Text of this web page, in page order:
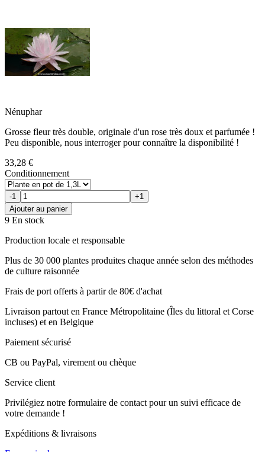
Nénuphar
Grosse fleur très double, originale d'un rose très doux et parfumée !
Peu disponible, nous interroger pour connaître la disponibilité !
33,28 €
Conditionnement
-1
+1
Ajouter au panier
9 En stock
Production locale et responsable
Plus de 30 000 plantes produites chaque année selon des méthodes
de culture raisonnée
Frais de port offerts à partir de 80€ d'achat
Livraison partout en France Métropolitaine (Îles du littoral et Corse
incluses) et en Belgique
Paiement sécurisé
CB ou PayPal, virement ou chèque
Service client
Privilégiez notre formulaire de contact pour un suivi efficace de
votre demande !
Expéditions & livraisons